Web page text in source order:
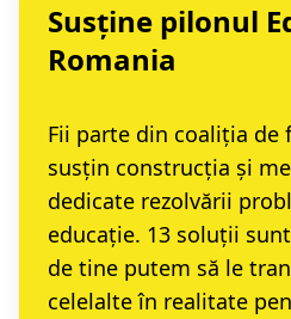
Susține pilonul
Romania
Fii parte din coaliția de
susțin construcția și
dedicate rezolvării
educație. 13 soluții
de tine putem să le
celelalte în realitate